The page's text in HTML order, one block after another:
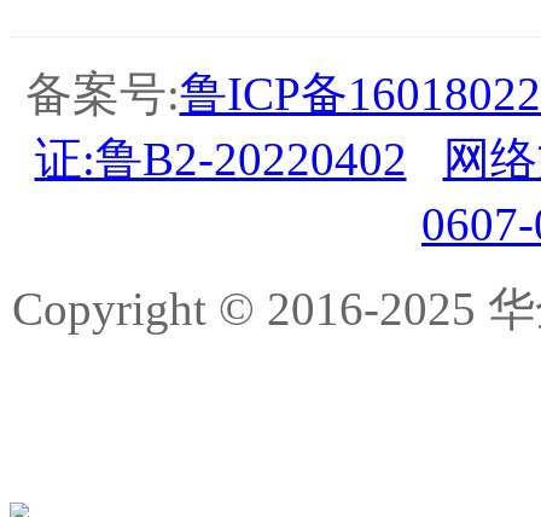
备案号:鲁ICP备
证:鲁B2-20220402
网
Copyright © 2016-2025